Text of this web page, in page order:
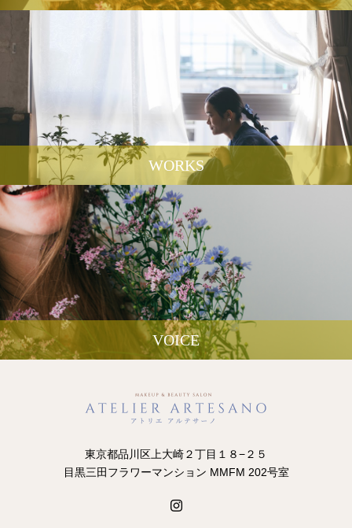
WORKS
VOICE
東京都品川区上大崎２丁目１８−２５
目黒三田フラワーマンション MMFM 202号室